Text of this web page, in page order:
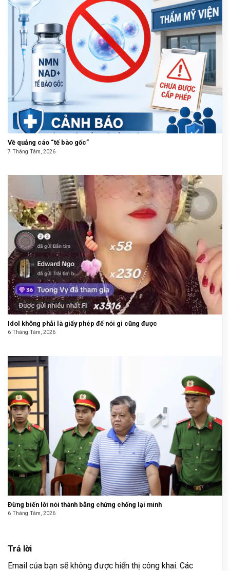
Về quảng cáo “tế bào gốc”
7 Tháng Tám, 2026
Idol không phải là giấy phép để nói gì cũng được
6 Tháng Tám, 2026
Đừng biến lời nói thành bằng chứng chống lại mình
6 Tháng Tám, 2026
Trả lời
Email của bạn sẽ không được hiển thị công khai. Các